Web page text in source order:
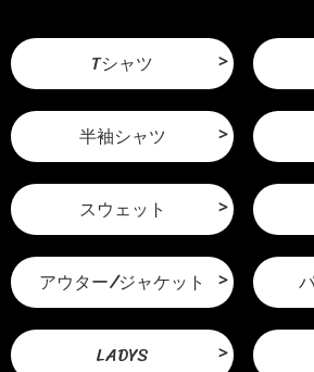
Tシャツ
半袖シャツ
スウェット
アウター/ジャケット
LADYS